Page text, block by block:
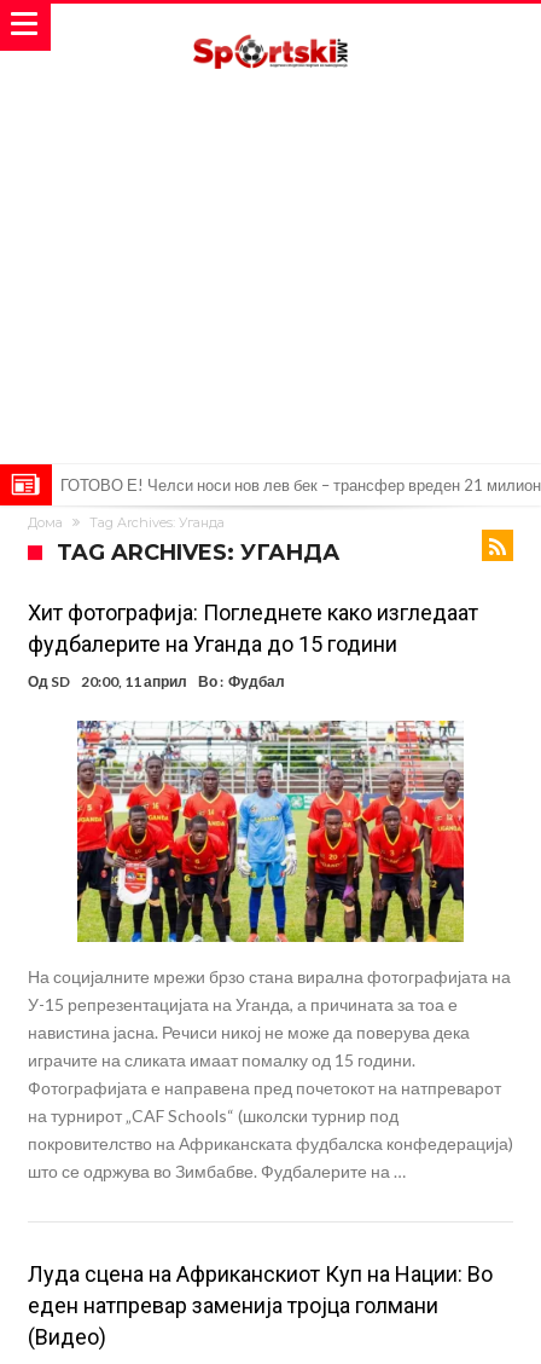
ГОТОВО Е! Челси носи нов лев бек – трансфер вреден 21 милион
евра
Рафаел Леао со нова понуда од Турција
Тикет на денот (петок, 07.08.2026)
Фиренца во транс од Мастантоно
Продаден резервниот голман на Сити за 50 милиони евра
Сврзуваат уште еден англиски репрезентативец со Ливерпул
Замена за Влаховиќ: Напаѓачот на Манчестер доаѓа во Јувентус!
УЕФА повторно се заканува со бојкот на турнирите на ФИФА
поради Инфантино
Мурињо бесен поради одлуката на Реал: Протекоа детали од
разговорот што го потресе Мадрид!
Трансфер бомба во најва – Ливерпул сака да се засили од Реал
Мадрид!
Дома Tag Archives: Уганда
TAG ARCHIVES: УГАНДА
Хит фотографија: Погледнете како изгледаат
фудбалерите на Уганда до 15 години
Од SD 20:00, 11 април Во : Фудбал
На социјалните мрежи брзо стана вирална фотографијата на
У-15 репрезентацијата на Уганда, а причината за тоа е
навистина јасна. Речиси никој не може да поверува дека
играчите на сликата имаат помалку од 15 години.
Фотографијата е направена пред почетокот на натпреварот
на турнирот „CAF Schools“ (школски турнир под
покровителство на Африканската фудбалска конфедерација)
што се одржува во Зимбабве. Фудбалерите на …
Луда сцена на Африканскиот Куп на Нации: Во
еден натпревар заменија тројца голмани
(Видео)